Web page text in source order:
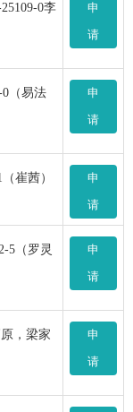
0李
申
请
0（易法
申
请
崔茜）
申
请
5（罗灵
申
请
，梁家
申
请